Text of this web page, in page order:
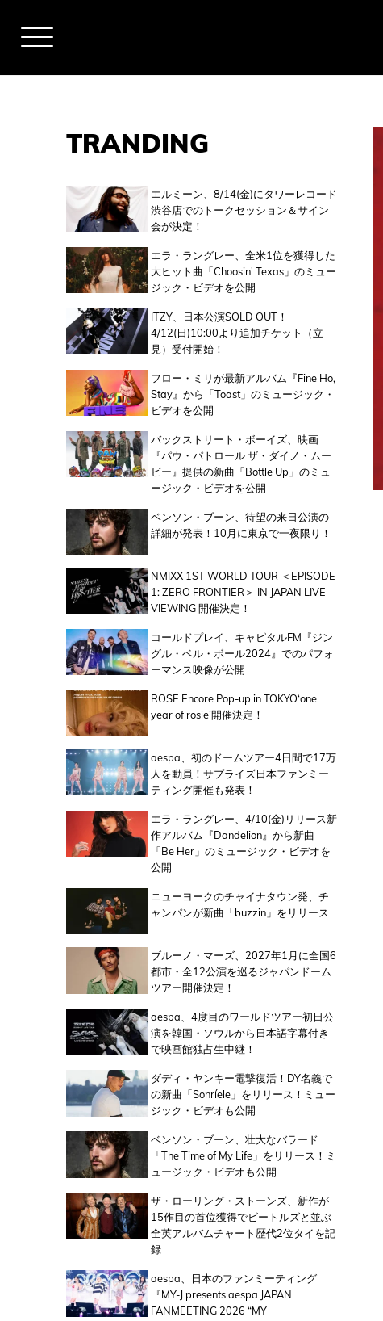
TRANDING
エルミーン、8/14(金)にタワーレコード
渋谷店でのトークセッション＆サイン
会が決定！
エラ・ラングレー、全米1位を獲得した
大ヒット曲「Choosin' Texas」のミュー
ジック・ビデオを公開
ITZY、日本公演SOLD OUT！
4/12(日)10:00より追加チケット（立
見）受付開始！
フロー・ミリが最新アルバム『Fine Ho,
Stay』から「Toast」のミュージック・
ビデオを公開
バックストリート・ボーイズ、映画
『パウ・パトロール ザ・ダイノ・ムー
ビー』提供の新曲「Bottle Up」のミュ
ージック・ビデオを公開
ベンソン・ブーン、待望の来日公演の
詳細が発表！10月に東京で一夜限り！
NMIXX 1ST WORLD TOUR ＜EPISODE
1: ZERO FRONTIER＞ IN JAPAN LIVE
VIEWING 開催決定！
コールドプレイ、キャピタルFM『ジン
グル・ベル・ボール2024』でのパフォ
ーマンス映像が公開
ROSE Encore Pop-up in TOKYO‘one
year of rosie’開催決定！
aespa、初のドームツアー4日間で17万
人を動員！サプライズ日本ファンミー
ティング開催も発表！
エラ・ラングレー、4/10(金)リリース新
作アルバム『Dandelion』から新曲
「Be Her」のミュージック・ビデオを
公開
ニューヨークのチャイナタウン発、チ
ャンパンが新曲「buzzin」をリリース
ブルーノ・マーズ、2027年1月に全国6
都市・全12公演を巡るジャパンドーム
ツアー開催決定！
aespa、4度目のワールドツアー初日公
演を韓国・ソウルから日本語字幕付き
で映画館独占生中継！
ダディ・ヤンキー電撃復活！DY名義で
の新曲「Sonríele」をリリース！ミュー
ジック・ビデオも公開
ベンソン・ブーン、壮大なバラード
「The Time of My Life」をリリース！ミ
ュージック・ビデオも公開
ザ・ローリング・ストーンズ、新作が
15作目の首位獲得でビートルズと並ぶ
全英アルバムチャート歴代2位タイを記
録
aespa、日本のファンミーティング
『MY-J presents aespa JAPAN
FANMEETING 2026 “MY